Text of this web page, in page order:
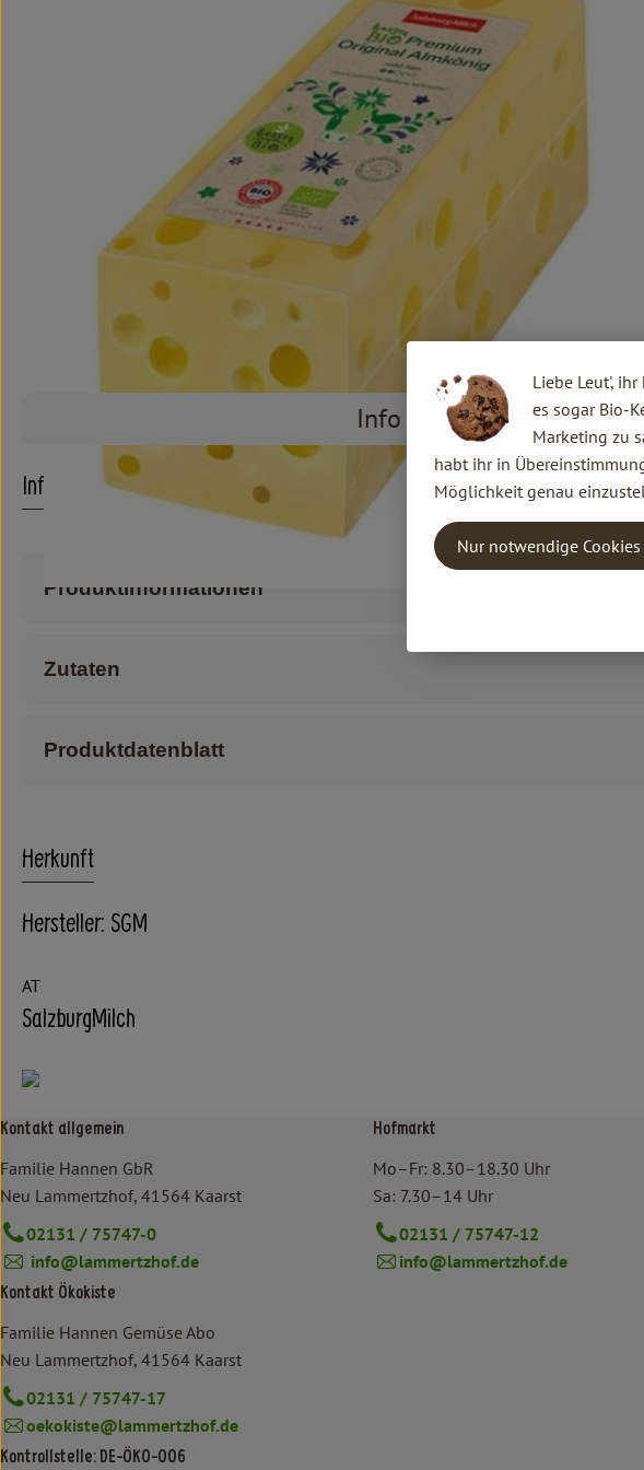
Info
Info
Produktinformationen
Zutaten
Produktdatenblatt
Herkunft
Hersteller: SGM
AT
SalzburgMilch
Kontakt allgemein
Familie Hannen GbR
Neu Lammertzhof, 41564 Kaarst
02131 / 75747-0
info@lammertzhof.de
Kontakt Ökokiste
Familie Hannen Gemüse Abo
Neu Lammertzhof, 41564 Kaarst
02131 / 75747-17
oekokiste@lammertzhof.de
Kontrollstelle: DE-ÖKO-006
Hofmarkt
Mo–Fr: 8.30–18.30 Uhr
Sa: 7.30–14 Uhr
02131 / 75747-12
info@lammertzhof.de
Liebe Leut',
es sogar Bio-
Marketing zu
habt ihr in
Möglichkeit genau
Nur notwendige